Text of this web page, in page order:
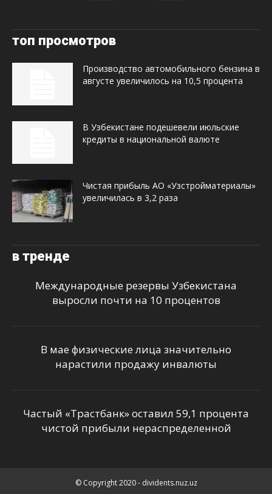
топ просмотров
Производство автомобильного бензина в
августе увеличилось на 10,5 процента
В Узбекистане подешевели июльские
кредиты в национальной валюте
Чистая прибыль АО «Узстройматериалы»
увеличилась в 3,2 раза
в тренде
Международные резервы Узбекистана
выросли почти на 10 процентов
В мае физические лица значительно
нарастили продажу инвалюты
Частый «Трастбанк» оставил 59,1 процента
чистой прибыли нераспределенной
© Copyright 2020 - dividents.nuz.uz